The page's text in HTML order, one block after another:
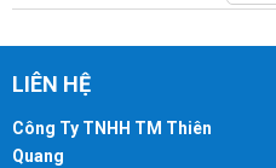
LIÊN HỆ
Công Ty TNHH TM Thiên
Quang